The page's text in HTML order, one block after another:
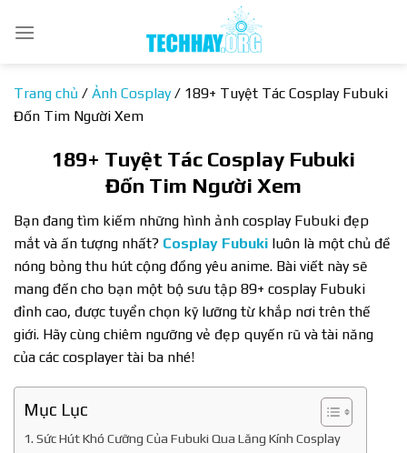
qua
Trang chủ / Ảnh Cosplay/ 189+ Tuyệt Tác Cosplay Fubuki
Đốn Tim Người Xem
189+ Tuyệt Tác Cosplay Fubuki
Đốn Tim Người Xem
Bạn đang tìm kiếm những hình ảnh cosplay Fubuki đẹp
mắt và ấn tượng nhất? Cosplay Fubuki luôn là một chủ đề
nóng bỏng thu hút cộng đồng yêu anime. Bài viết này sẽ
mang đến cho bạn một bộ sưu tập 89+ cosplay Fubuki
đỉnh cao, được tuyển chọn kỹ lưỡng từ khắp nơi trên thế
giới. Hãy cùng chiêm ngưỡng vẻ đẹp quyến rũ và tài năng
của các cosplayer tài ba nhé!
Mục Lục
Sức Hút Khó Cưỡng Của Fubuki Qua Lăng Kính Cosplay